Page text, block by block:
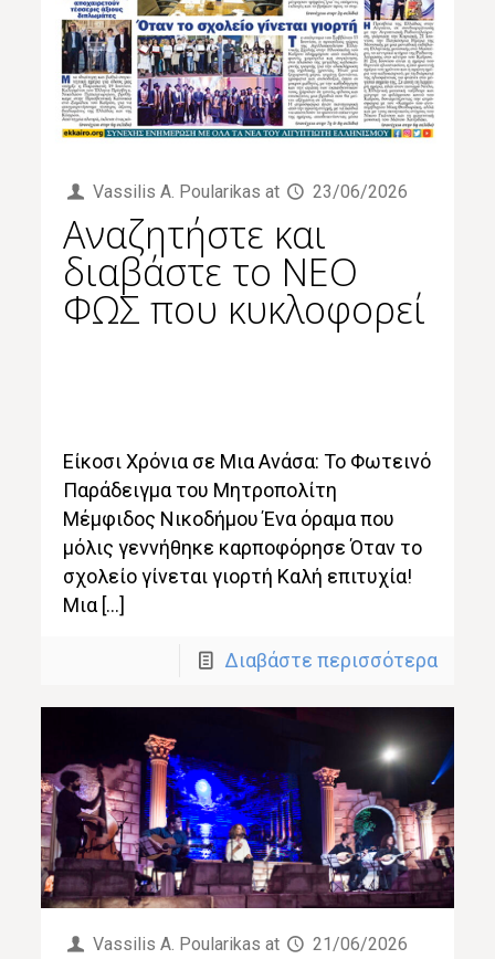
Vassilis Α. Poularikas at 23/06/2026
Αναζητήστε και
διαβάστε το NΕΟ
ΦΩΣ που κυκλοφορεί
Είκοσι Χρόνια σε Μια Ανάσα: Το Φωτεινό
Παράδειγμα του Μητροπολίτη
Μέμφιδος Νικοδήμου Ένα όραμα που
μόλις γεννήθηκε καρποφόρησε Όταν το
σχολείο γίνεται γιορτή Καλή επιτυχία!
Μια […]
Διαβάστε περισσότερα
Vassilis Α. Poularikas at 21/06/2026